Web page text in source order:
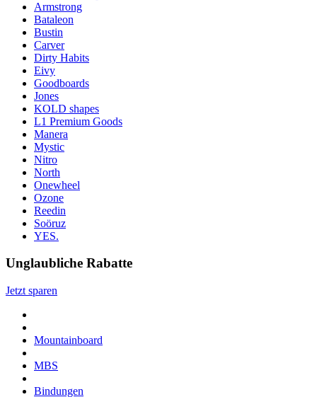
Armstrong
Bataleon
Bustin
Carver
Dirty Habits
Eivy
Goodboards
Jones
KOLD shapes
L1 Premium Goods
Manera
Mystic
Nitro
North
Onewheel
Ozone
Reedin
Soöruz
YES.
Unglaubliche Rabatte
Jetzt sparen
Mountainboard
MBS
Bindungen